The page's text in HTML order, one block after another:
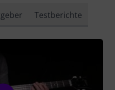
Testberichte